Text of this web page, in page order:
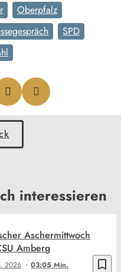
Oberpfalz
SPD
interessieren
bookmark_border
2026 03:05 Min.
Aschermittwoch
Amberg